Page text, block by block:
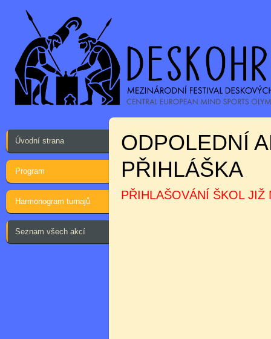
Úvodní strana
Program
Harmonogram turnajů
Seznam všech akcí
ODPOLEDNÍ
PŘIHLÁŠKA
PŘIHLAŠOVÁNÍ ŠKOL JIŽ